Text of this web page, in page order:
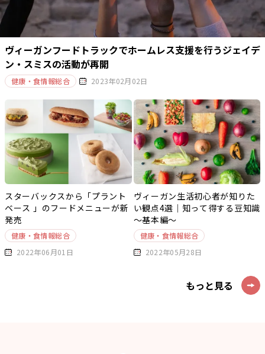
ヴィーガンフードトラックでホームレス支援を行うジェイデ
ン・スミスの活動が再開
健康・食情報総合 2023年02月02日
スターバックスから「プラント
ベース 」のフードメニューが新
発売
健康・食情報総合
2022年06月01日
ヴィーガン生活初心者が知りた
い観点4選｜知って得する豆知識
～基本編～
健康・食情報総合
2022年05月28日
もっと見る